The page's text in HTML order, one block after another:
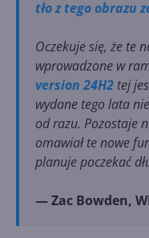
tło z tego obrazu
Oczekuje się, że te
wprowadzone w
version 24H2 tej
wydane tego lata
od razu. Pozostaje
omawiał te nowe
planuje poczekać
— Zac Bowden,